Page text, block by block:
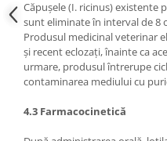
Căpușele (I. ricinus) existente
sunt eliminate în interval de 8
Produsul medicinal veterinar
și recent eclozați, înainte ca
urmare, produsul întrerupe
contaminarea mediului cu
4.3 Farmacocinetică